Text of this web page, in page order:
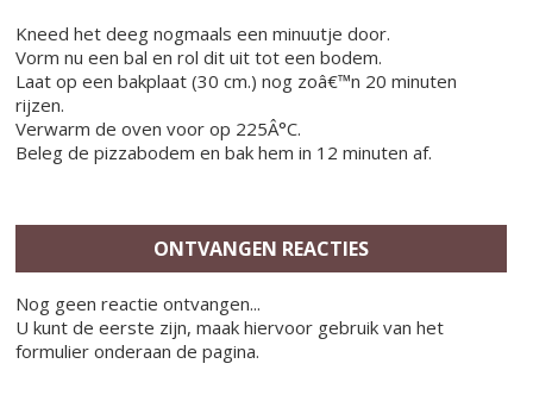
Kneed het deeg nogmaals een minuutje door.
Vorm nu een bal en rol dit uit tot een bodem.
Laat op een bakplaat (30 cm.) nog zoâ€™n 20 minuten
rijzen.
Verwarm de oven voor op 225Â°C.
Beleg de pizzabodem en bak hem in 12 minuten af.
ONTVANGEN REACTIES
Nog geen reactie ontvangen...
U kunt de eerste zijn, maak hiervoor gebruik van het
formulier onderaan de pagina.